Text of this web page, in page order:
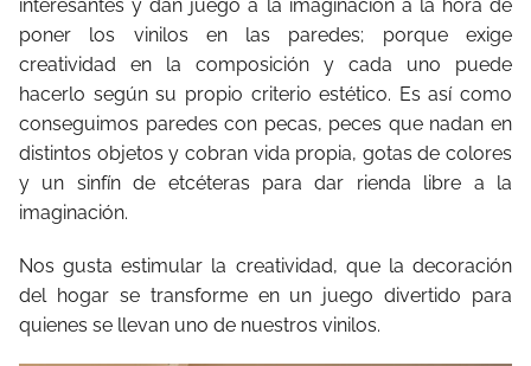
interesantes y dan juego a la imaginación a la hora de
poner los vinilos en las paredes; porque exige
creatividad en la composición y cada uno puede
hacerlo según su propio criterio estético. Es así como
conseguimos paredes con pecas, peces que nadan en
distintos objetos y cobran vida propia, gotas de colores
y un sinfín de etcéteras para dar rienda libre a la
imaginación.
Nos gusta estimular la creatividad, que la decoración
del hogar se transforme en un juego divertido para
quienes se llevan uno de nuestros vinilos.